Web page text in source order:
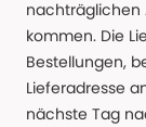
nachträglichen
kommen. Die
Bestellungen,
Lieferadresse
nächste Tag